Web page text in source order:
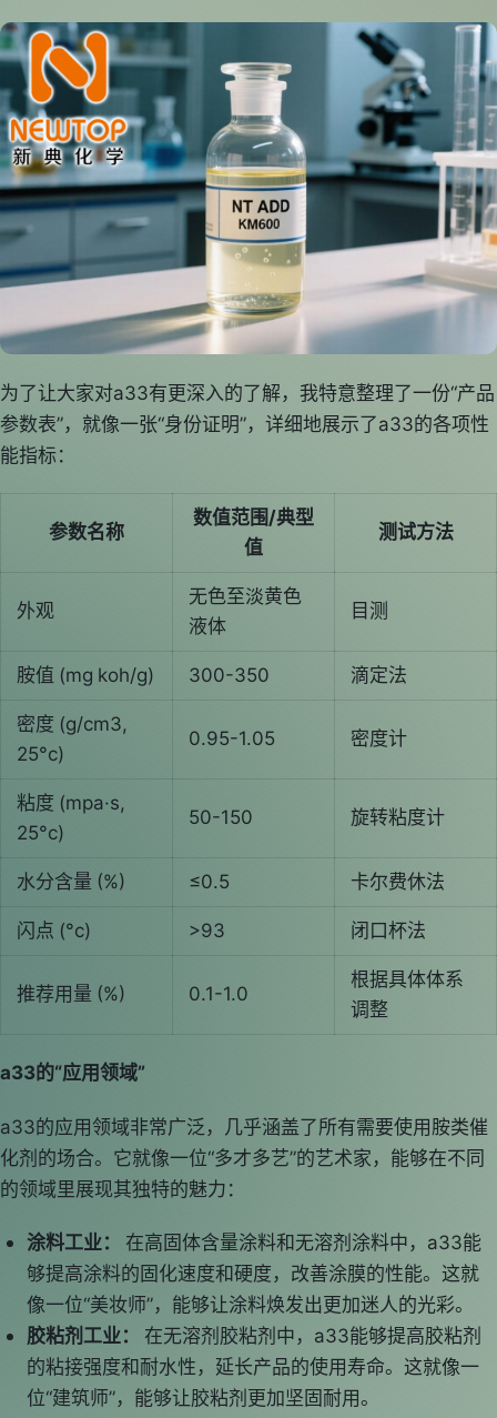
为了让大家对a33有更深入的了解，我特意整理了一份“产品
参数表”，就像一张“身份证明”，详细地展示了a33的各项性
能指标：
参数名称
数值范围/典型
值
测试方法
外观
无色至淡黄色
液体
目测
胺值 (mg koh/g) 300-350
滴定法
密度 (g/cm3,
25°c)
0.95-1.05 密度计
粘度 (mpa·s,
25°c)
50-150 旋转粘度计
水分含量 (%) ≤0.5
卡尔费休法
闪点 (°c)
>93 闭口杯法
推荐用量 (%) 0.1-1.0
根据具体体系
调整
a33的“应用领域”
a33的应用领域非常广泛，几乎涵盖了所有需要使用胺类催
化剂的场合。它就像一位“多才多艺”的艺术家，能够在不同
的领域里展现其独特的魅力：
涂料工业：
在高固体含量涂料和无溶剂涂料中，a33能
够提高涂料的固化速度和硬度，改善涂膜的性能。这就
像一位“美妆师”，能够让涂料焕发出更加迷人的光彩。
胶粘剂工业：
在无溶剂胶粘剂中，a33能够提高胶粘剂
的粘接强度和耐水性，延长产品的使用寿命。这就像一
位“建筑师”，能够让胶粘剂更加坚固耐用。